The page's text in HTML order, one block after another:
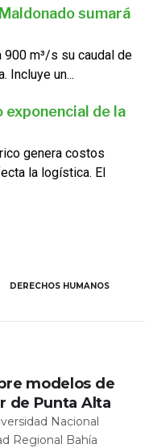
sumará
900 m³/s su caudal de
Incluye un...
de la
genera costos
la logística. El
DERECHOS HUMANOS
modelos de
de Punta Alta
Nacional
Regional Bahía